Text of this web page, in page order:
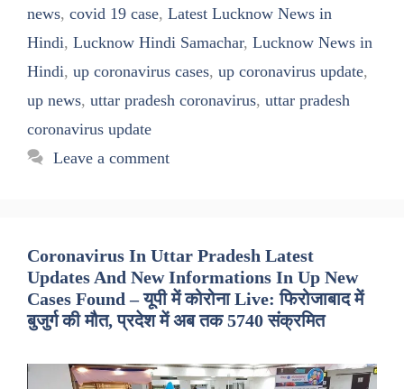
news, covid 19 case, Latest Lucknow News in
Hindi, Lucknow Hindi Samachar, Lucknow News in
Hindi, up coronavirus cases, up coronavirus update,
up news, uttar pradesh coronavirus, uttar pradesh
coronavirus update
Leave a comment
Coronavirus In Uttar Pradesh Latest
Updates And New Informations In Up New
Cases Found – यूपी में कोरोना Live: फिरोजाबाद में
बुजुर्ग की मौत, प्रदेश में अब तक 5740 संक्रमित